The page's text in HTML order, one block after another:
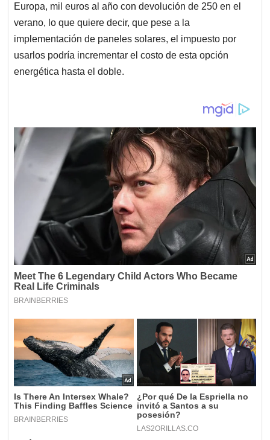
Europa, mil euros al año con devolución de 250 en el
verano, lo que quiere decir, que pese a la
implementación de paneles solares, el impuesto por
usarlos podría incrementar el costo de esta opción
energética hasta el doble.